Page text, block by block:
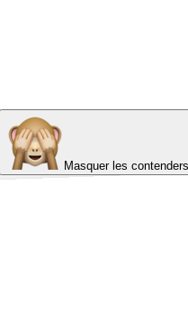
Masquer les contenders